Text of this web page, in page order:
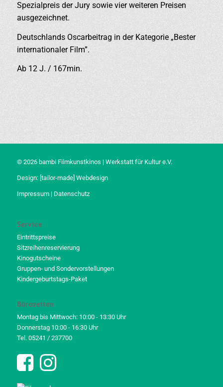
Spezialpreis der Jury sowie vier weiteren Preisen
ausgezeichnet.
Deutschlands Oscarbeitrag in der Kategorie „Bester
internationaler Film”.
Ab 12 J. / 167min.
© 2026 bambi Filmkunstkinos | Werkstatt für Kultur e.V.
Design: [tailor-made] Webdesign
Impressum| Datenschutz
Service
Eintrittspreise
Sitzreihenreservierung
Kinogutscheine
Gruppen- und Sondervorstellungen
Kindergeburtstags-Paket
Bürozeiten
Montag bis Mittwoch: 10:00 - 13:30 Uhr
Donnerstag 10:00 - 16:30 Uhr
Tel. 05241 / 237700